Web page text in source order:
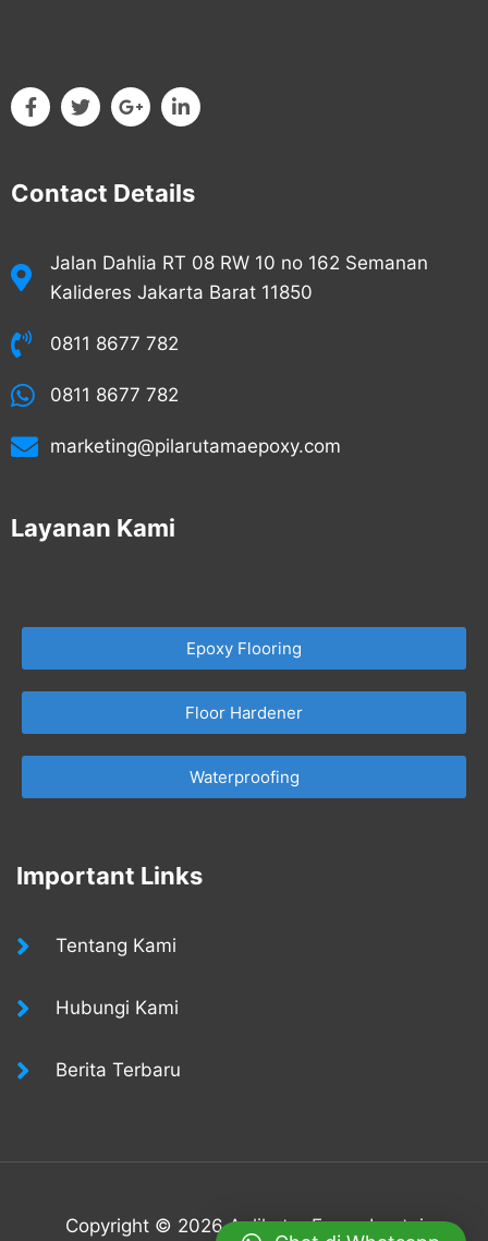
Contact Details
Jalan Dahlia RT 08 RW 10 no 162 Semanan
Kalideres Jakarta Barat 11850
0811 8677 782
0811 8677 782
marketing@pilarutamaepoxy.com
Layanan Kami
Epoxy Flooring
Floor Hardener
Waterproofing
Important Links
Tentang Kami
Hubungi Kami
Berita Terbaru
Copyright © 2026 Aplikator Epoxy Lantai